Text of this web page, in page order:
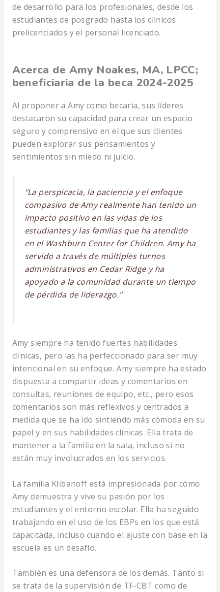
de desarrollo para los profesionales, desde los
estudiantes de posgrado hasta los clínicos
prelicenciados y el personal licenciado.
Acerca de Amy Noakes, MA, LPCC;
beneficiaria de la beca 2024-2025
Al proponer a Amy como becaria, sus líderes
destacaron su capacidad para crear un espacio
seguro y comprensivo en el que sus clientes
pueden explorar sus pensamientos y
sentimientos sin miedo ni juicio.
"La perspicacia, la paciencia y el enfoque
compasivo de Amy realmente han tenido un
impacto positivo en las vidas de los
estudiantes y las familias que ha atendido
en el Washburn Center for Children. Amy ha
servido a través de múltiples turnos
administrativos en Cedar Ridge y ha
apoyado a la comunidad durante un tiempo
de pérdida de liderazgo."
Amy siempre ha tenido fuertes habilidades
clínicas, pero las ha perfeccionado para ser muy
intencional en su enfoque. Amy siempre ha estado
dispuesta a compartir ideas y comentarios en
consultas, reuniones de equipo, etc., pero esos
comentarios son más reflexivos y centrados a
medida que se ha ido sintiendo más cómoda en su
papel y en sus habilidades clínicas. Ella trata de
mantener a la familia en la sala, incluso si no
están muy involucrados en los servicios.
La familia Klibanoff está impresionada por cómo
Amy demuestra y vive su pasión por los
estudiantes y el entorno escolar. Ella ha seguido
trabajando en el uso de los EBPs en los que está
capacitada, incluso cuando el ajuste con base en la
escuela es un desafío.
También es una defensora de los demás. Tanto si
se trata de la supervisión de TF-CBT como de